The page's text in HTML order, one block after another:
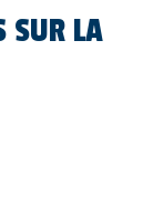
SUR LA